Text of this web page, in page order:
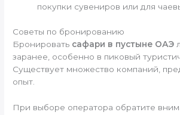
покупки сувениров или для
Советы по бронированию
Бронировать сафари в пустыне ОАЭ
заранее, особенно в пиковый
Существует множество компаний,
опыт.
При выборе оператора обратите